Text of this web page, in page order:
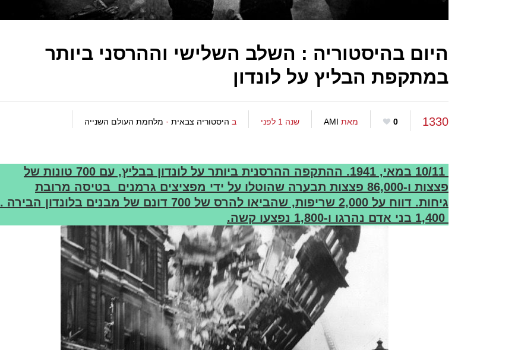
היום בהיסטוריה : השלב השלישי וההרסני ביותר
במתקפת הבליץ על לונדון
1330
0 מאת AMI שנה 1 לפני ב היסטוריה צבאית · מלחמת העולם השנייה
10/11 במאי, 1941. ההתקפה ההרסנית ביותר על לונדון בבליץ, עם 700 טונות של
פצצות ו-86,000 פצצות תבערה שהוטלו על ידי מפציצים גרמנים בטיסה מרובת
גיחות. דווח על 2,000 שריפות, שהביאו להרס של 700 דונם של מבנים בלונדון הבירה .